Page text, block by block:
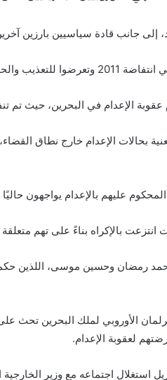
إلى جانب قادة سياسيين بارزين
الرعاية الطبية.
الإعدام في البحرين، حيث تم
بحالات الإعدام خارج نطاق
انتزعت بالإكراه بناءً على تهم
رمضان وحسين موسى، اللذين
سابقة كتبها 56 نائبًا في البرلمان الأوروبي
لعقوبة الإعدام.
اجتماعه مع وزير الخارجية